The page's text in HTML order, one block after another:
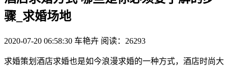
骤_求婚场地
2020-07-20 06:58:30 车艳卉 阅读：26293
求婚策划酒店求婚也是如今浪漫求婚的一种方式，酒店时尚大